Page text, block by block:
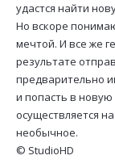
удастся найти
Но вскоре
мечтой. И все же
результате
предварительно
и попасть в
осуществляется
необычное.
© StudioHD